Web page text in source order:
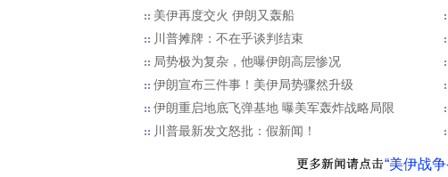
美伊再度交火 伊朗又轰船
川普摊牌：不在乎谈判结束
局势极为复杂，他曝伊朗高层惨况
伊朗宣布三件事！美伊局势骤然升级
伊朗重启地底飞弹基地 曝美军轰炸战略局限
川普最新发文怒批：假新闻！
“美伊战